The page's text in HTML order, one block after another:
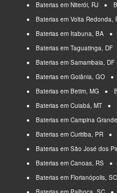
Baterias em Niterói, RJ
Baterias em Volta Redonda,
Baterias em Itabuna, BA
Baterias em Taguatinga, DF
Baterias em Samambaia, DF
Baterias em Goiânia, GO
Baterias em Betim, MG
Baterias em Cuiabá, MT
Baterias em Campina
Baterias em Curitiba, PR
Baterias em São José dos
Baterias em Canoas, RS
Baterias em Florianópolis, SC